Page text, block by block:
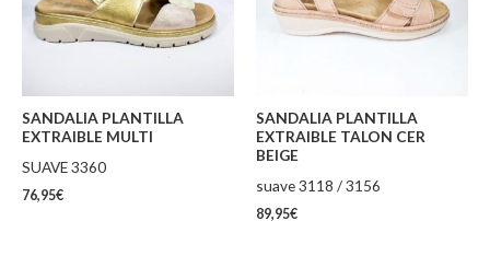
SANDALIA PLANTILLA
EXTRAIBLE MULTI
SUAVE 3360
76,95€
SANDALIA PLANTILLA
EXTRAIBLE TALON CER
BEIGE
suave 3118 / 3156
89,95€